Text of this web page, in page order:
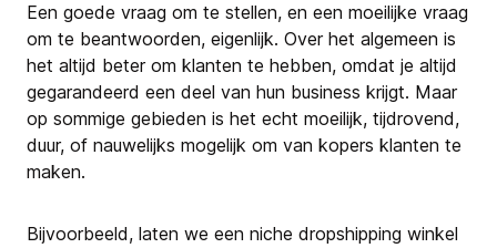
Een goede vraag om te stellen, en een moeilijke vraag
om te beantwoorden, eigenlijk. Over het algemeen is
het altijd beter om klanten te hebben, omdat je altijd
gegarandeerd een deel van hun business krijgt. Maar
op sommige gebieden is het echt moeilijk, tijdrovend,
duur, of nauwelijks mogelijk om van kopers klanten te
maken.
Bijvoorbeeld, laten we een niche dropshipping winkel